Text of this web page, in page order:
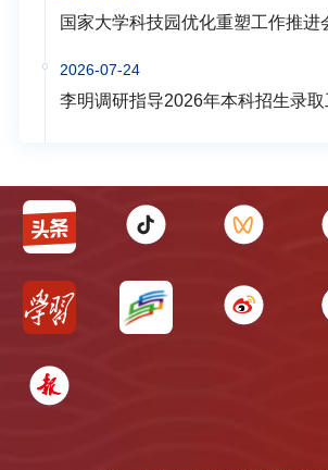
国家大学科技园优化重塑工作推进
2026-07-24
李明调研指导2026年本科招生录取